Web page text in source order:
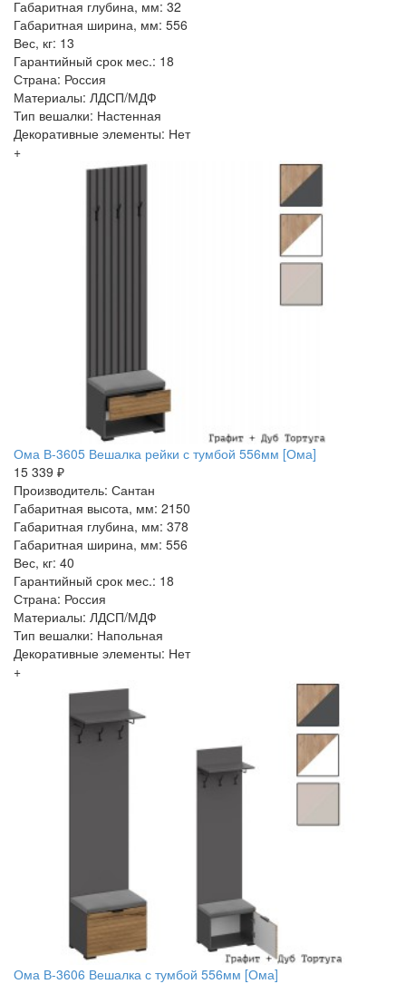
Габаритная глубина, мм: 32
Габаритная ширина, мм: 556
Вес, кг: 13
Гарантийный срок мес.: 18
Страна: Россия
Материалы: ЛДСП/МДФ
Тип вешалки: Настенная
Декоративные элементы: Нет
+
Ома В-3605 Вешалка рейки с тумбой 556мм [Ома]
15 339 ₽
Производитель: Сантан
Габаритная высота, мм: 2150
Габаритная глубина, мм: 378
Габаритная ширина, мм: 556
Вес, кг: 40
Гарантийный срок мес.: 18
Страна: Россия
Материалы: ЛДСП/МДФ
Тип вешалки: Напольная
Декоративные элементы: Нет
+
Ома В-3606 Вешалка с тумбой 556мм [Ома]